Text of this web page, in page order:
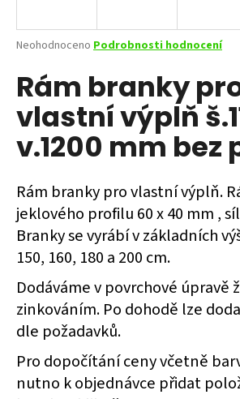
Průměrné
produktu
je
z
5
hvězdiček.
Neohodnoceno Podrobnosti hodnocení
Rám branky
vlastní výplň
v.1200 mm bez
Rám branky pro vlastní výplň.
jeklového profilu 60 x 40 mm ,
Branky se vyrábí v základních
150, 160, 180 a 200 cm.
Dodáváme v povrchové úpravě
zinkováním. Po dohodě lze
dle požadavků.
Pro dopočítání ceny včetně
nutno k objednávce přidat
j
t
?
HLEDAT
D
o
p
o
r
č
u